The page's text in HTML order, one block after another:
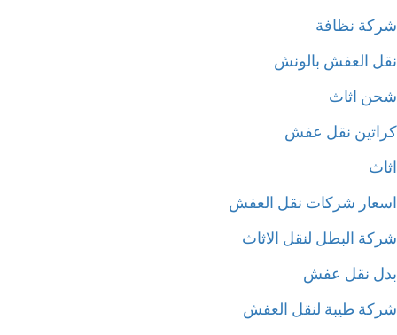
نظافة
العفش بالونش
اثاث
نقل عفش
شركات نقل العفش
البطل لنقل الاثاث
نقل عفش
طيبة لنقل العفش